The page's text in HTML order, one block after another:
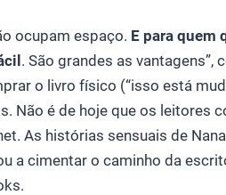
ocupam espaço. E para quem
. São grandes as vantagens”,
o livro físico (“isso está
Não é de hoje que os leitores
As histórias sensuais de
a cimentar o caminho da